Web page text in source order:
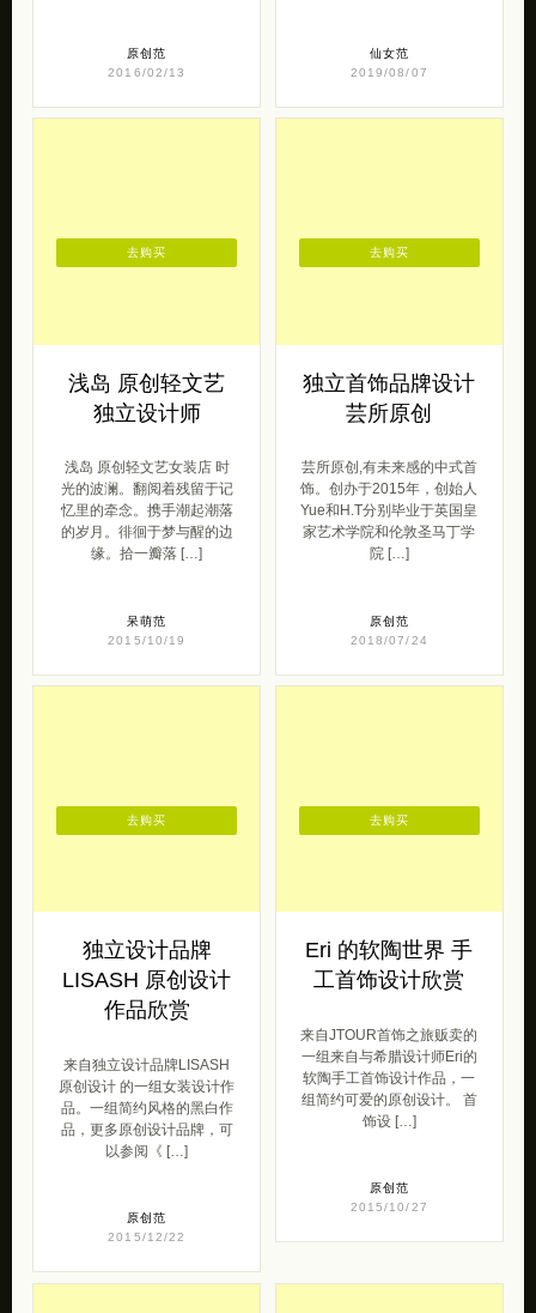
原创范
2016/02/13
仙女范
2019/08/07
浅岛 原创轻文艺
独立设计师
浅岛 原创轻文艺女装店 时
光的波澜。翻阅着残留于记
忆里的牵念。携手潮起潮落
的岁月。徘徊于梦与醒的边
缘。拾一瓣落 […]
呆萌范
2015/10/19
去购买
独立首饰品牌设计
芸所原创
芸所原创,有未来感的中式首
饰。创办于2015年，创始人
Yue和H.T分别毕业于英国皇
家艺术学院和伦敦圣马丁学
院 […]
原创范
2018/07/24
去购买
独立设计品牌
LISASH 原创设计
作品欣赏
来自独立设计品牌LISASH
原创设计 的一组女装设计作
品。一组简约风格的黑白作
品，更多原创设计品牌，可
以参阅《 […]
原创范
2015/12/22
去购买
Eri 的软陶世界 手
工首饰设计欣赏
来自JTOUR首饰之旅贩卖的
一组来自与希腊设计师Eri的
软陶手工首饰设计作品，一
组简约可爱的原创设计。 首
饰设 […]
原创范
2015/10/27
去购买